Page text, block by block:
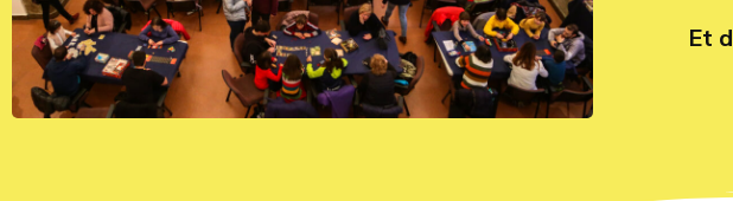
Et